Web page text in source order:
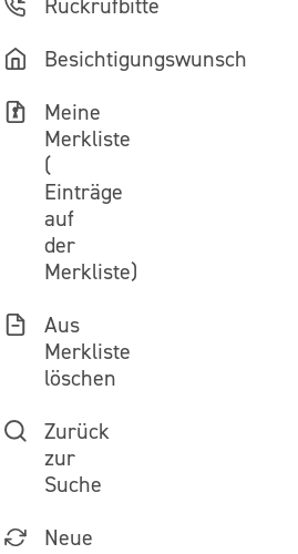
Rückrufbitte
Besichtigungswunsch
Meine
Merkliste
(
Einträge
auf
der
Merkliste)
Aus
Merkliste
löschen
Zurück
zur
Suche
Neue